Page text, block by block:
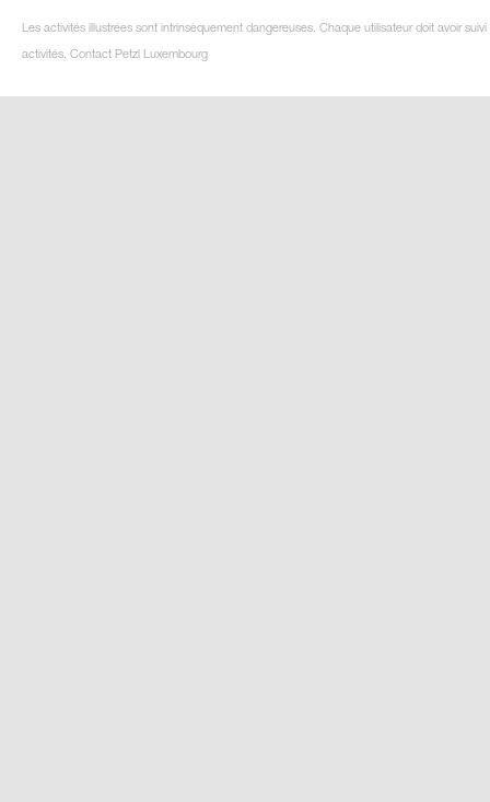
Les activités illustrées sont intrinsèquement dangereuses. Chaque utilisateur doit avoir
activités. Contact Petzl Luxembourg